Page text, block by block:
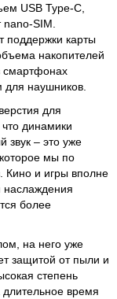
USB Type-C,
SIM.
поддержки карты
накопителей
смартфонах
для наушников.
для
динамики
звук – это уже
мы по
Кино и игры вполне
наслаждения
более
на него уже
защитой от пыли и
степень
длительное время